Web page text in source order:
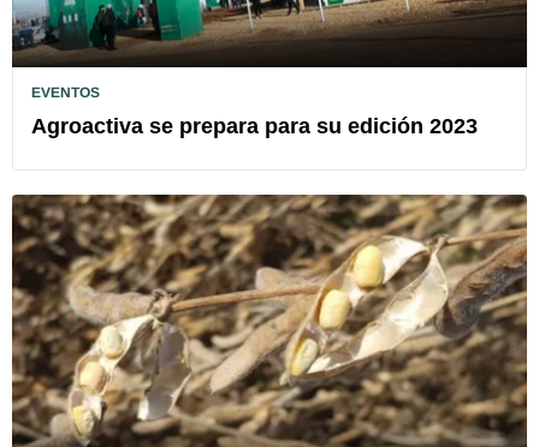
EVENTOS
Agroactiva se prepara para su edición 2023